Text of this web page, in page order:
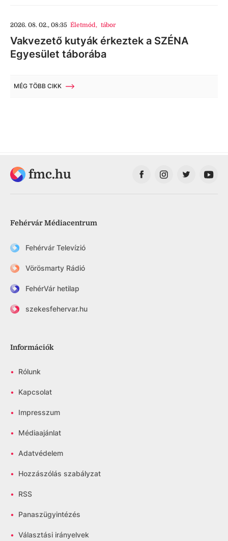
2026. 08. 02., 08:35 Életmód, tábor
Vakvezető kutyák érkeztek a SZÉNA
Egyesület táborába
MÉG TÖBB CIKK
fmc.hu
Fehérvár Médiacentrum
Fehérvár Televízió
Vörösmarty Rádió
FehérVár hetilap
szekesfehervar.hu
Információk
• Rólunk
• Kapcsolat
• Impresszum
• Médiaajánlat
• Adatvédelem
• Hozzászólás szabályzat
• RSS
• Panaszügyintézés
• Választási irányelvek